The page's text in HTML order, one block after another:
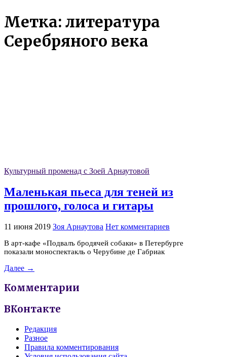
Метка: литература
Серебряного века
Культурный променад с Зоей Арнаутовой
Маленькая пьеса для теней из
прошлого, голоса и гитары
11 июня 2019 Зоя Арнаутова Нет комментариев
В арт-кафе «Подвалъ бродячей собаки» в Петербурге
показали моноспектакль о Черубине де Габриак
Далее →
Комментарии
ВКонтакте
Редакция
Разное
Правила комментирования